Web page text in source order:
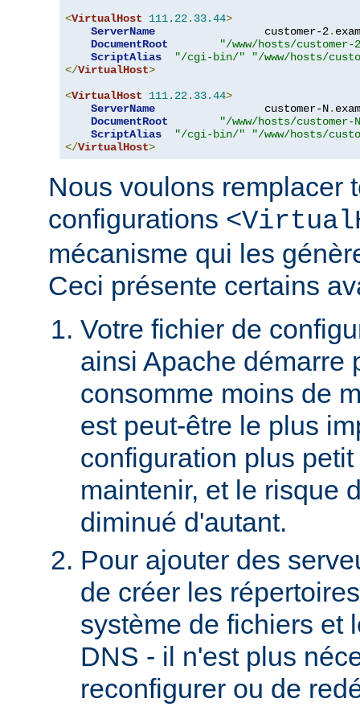
<VirtualHost 111.22. 33.44>
ServerName
                 customer-2
.
DocumentRoot
"/www/hosts/customer-
ScriptAlias
"/cgi-bin/"
"/www/hosts/
</VirtualHost>
<VirtualHost 111.22. 33.44>
ServerName
                 customer-N
.
DocumentRoot
"/www/hosts/customer-
ScriptAlias
"/cgi-bin/"
"/www/hosts/
</VirtualHost>
Nous voulons remplacer
configurations
mécanisme qui les
Ceci présente certains
Votre fichier de
ainsi Apache démarre
consomme moins de
est peut-être le plus
configuration plus
maintenir, et le risque
diminué d'autant.
Pour ajouter des
de créer les
système de fichiers et
DNS - il n'est plus
reconfigurer ou de